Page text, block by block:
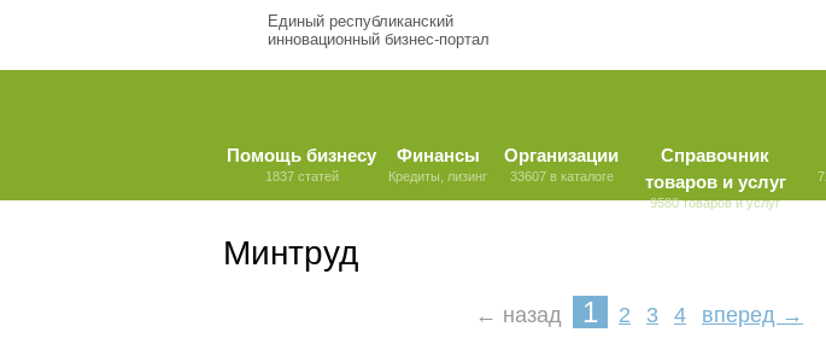
Единый республиканский
инновационный бизнес-портал
Помощь бизнесу
1837 статей
Финансы
Кредиты, лизинг
Организации
33607 в каталоге
Справочник
товаров и услуг
9580 товаров и услуг
Минтруд
← назад 1 2 3 4 вперед →